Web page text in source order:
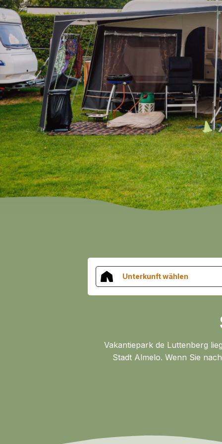
Unterkunft wählen
Vakantiepark de Luttenberg
Stadt Almelo. Wenn Sie